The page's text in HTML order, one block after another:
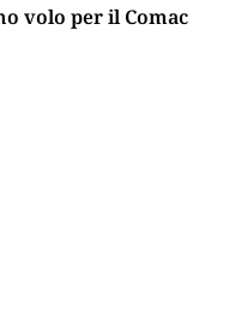
volo per il Comac